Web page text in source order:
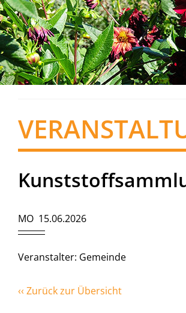
MO 15.06.2026
Veranstalter: Gemeinde
‹‹ Zurück zur Übersicht